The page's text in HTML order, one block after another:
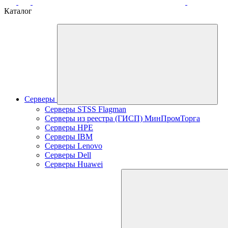
Каталог
Серверы
Серверы STSS Flagman
Серверы из реестра (ГИСП) МинПромТорга
Серверы HPE
Серверы IBM
Серверы Lenovo
Серверы Dell
Серверы Huawei